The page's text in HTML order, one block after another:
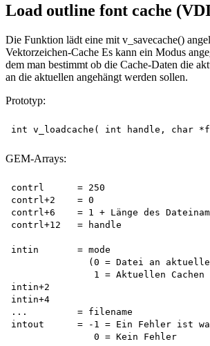
Load outline font cache
Die Funktion lädt eine mit v_savecache()
Vektorzeichen-Cache Es kann ein Modus
dem man bestimmt ob die Cache-Daten die
an die aktuellen angehängt werden sollen.
Prototyp:
GEM-Arrays:
contrl      = 250
contrl+2    = 0
contrl+6    = 1 + Länge des
contrl+12   = handle
intin       = mode
(0 = Datei an
1 = Aktuellen
intin+2
intin+4
...         = filename
intout      = -1 = Ein Fehler ist